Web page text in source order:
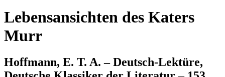
Lebensansichten des Katers
Murr
Hoffmann, E. T. A. – Deutsch-Lektüre,